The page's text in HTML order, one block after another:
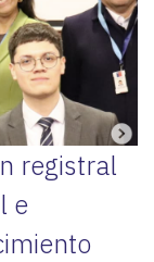
registral
e